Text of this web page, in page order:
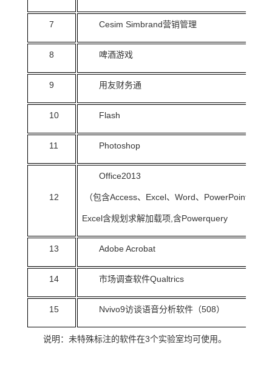
7 Cesim Simbrand营销管理
8 啤酒游戏
9 用友财务通
10 Flash
11 Photoshop
12
Office2013
（包含Access、Excel、Word、PowerPoint，其
Excel含规划求解加载项,含Powerquery
13 Adobe Acrobat
14 市场调查软件Qualtrics
15 Nvivo9访谈语音分析软件（508）
说明：未特殊标注的软件在3个实验室均可使用。